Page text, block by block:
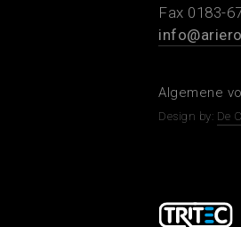
Fax 0183-
Algemene
Design by: De